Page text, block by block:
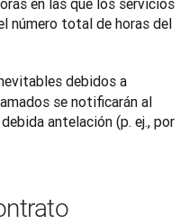
en las que los servicios
número total de horas del
debidos a
se notificarán al
antelación (p. ej., por